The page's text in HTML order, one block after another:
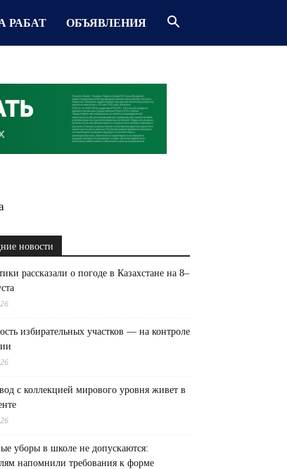
РАБАТ ОБЪЯВЛЕНИЯ
новости
рассказали о погоде в Казахстане на 8–
избирательных участков — на контроле
с коллекцией мирового уровня живет в
уборы в школе не допускаются:
напомнили требования к форме